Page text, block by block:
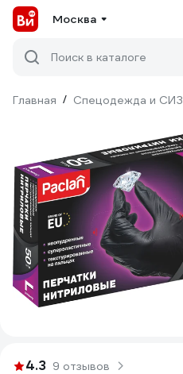
Москва
Поиск в каталоге
Главная / Спецодежда и СИЗ
4.3 9 отзывов